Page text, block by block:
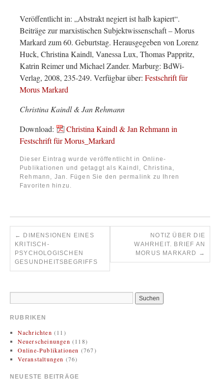
Veröffentlicht in: „Abstrakt negiert ist halb kapiert“.
Beiträge zur marxistischen Subjektwissenschaft – Morus
Markard zum 60. Geburtstag. Herausgegeben von Lorenz
Huck, Christina Kaindl, Vanessa Lux, Thomas Pappritz,
Katrin Reimer und Michael Zander. Marburg: BdWi-
Verlag, 2008, 235-249. Verfügbar über: Festschrift für
Morus Markard
Christina Kaindl & Jan Rehmann
Download:
Christina Kaindl & Jan Rehmann in
Festschrift für Morus_Markard
Dieser Eintrag wurde veröffentlicht in Online-
Publikationen und getaggt als Kaindl, Christina,
Rehmann, Jan . Fügen Sie den permalink zu Ihren
Favoriten hinzu.
←
DIMENSIONEN EINES
KRITISCH-
PSYCHOLOGISCHEN
GESUNDHEITSBEGRIFFS
NOTIZ ÜBER DIE
WAHRHEIT. BRIEF AN
MORUS MARKARD
→
RUBRIKEN
Nachrichten (11)
Neuerscheinungen (118)
Online-Publikationen (767)
Veranstaltungen (76)
NEUESTE BEITRÄGE